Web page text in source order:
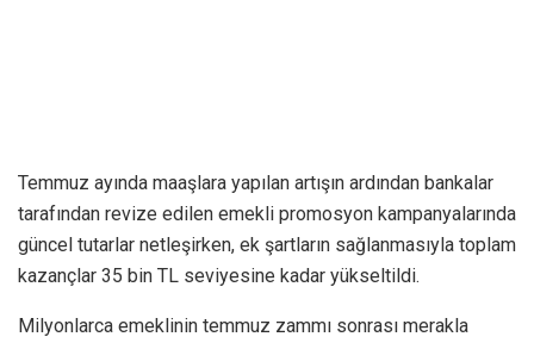
Temmuz ayında maaşlara yapılan artışın ardından bankalar
tarafından revize edilen emekli promosyon kampanyalarında
güncel tutarlar netleşirken, ek şartların sağlanmasıyla toplam
kazançlar 35 bin TL seviyesine kadar yükseltildi.
Milyonlarca emeklinin temmuz zammı sonrası merakla